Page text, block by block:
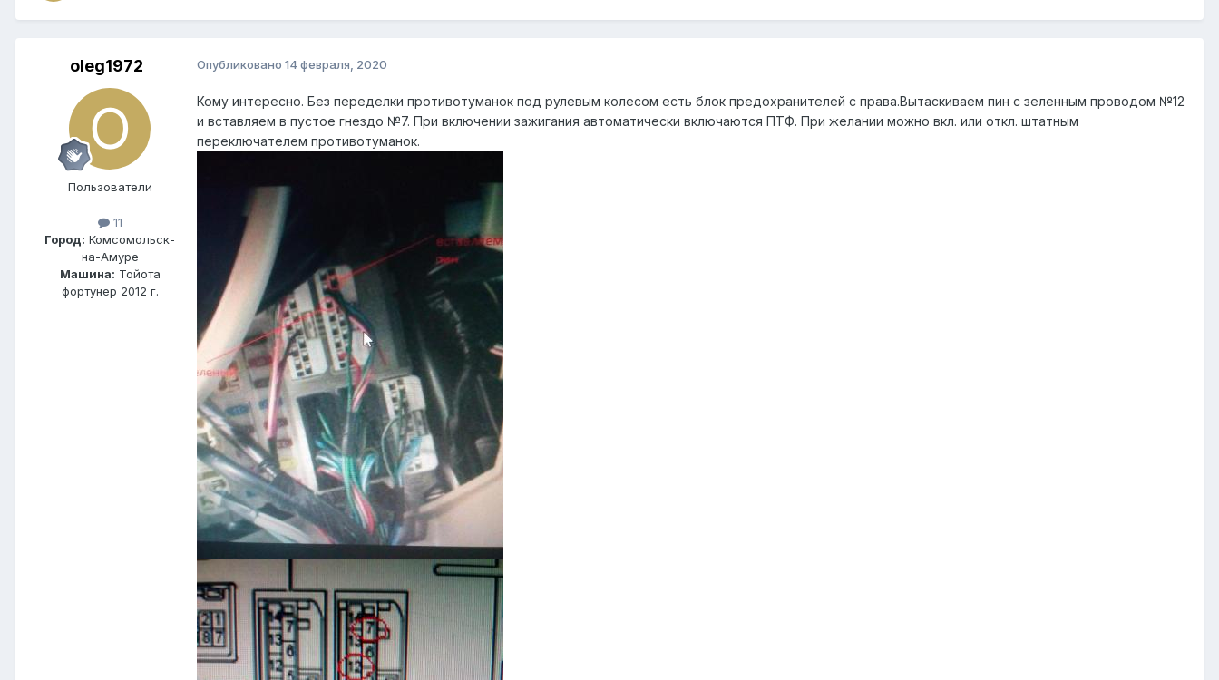
oleg1972
Пользователи
11
Город: Комсомольск-
на-Амуре
Машина: Тойота
фортунер 2012 г.
Опубликовано 14 февраля, 2020
Кому интересно. Без переделки противотуманок под рулевым колесом есть блок предохранителей с права.Вытаскиваем пин с зеленным проводом №12
и вставляем в пустое гнездо №7. При включении зажигания автоматически включаются ПТФ. При желании можно вкл. или откл. штатным
переключателем противотуманок.